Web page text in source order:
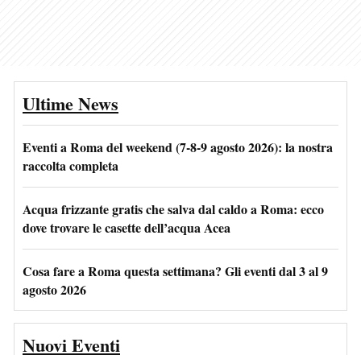
Ultime News
Eventi a Roma del weekend (7-8-9 agosto 2026): la nostra
raccolta completa
Acqua frizzante gratis che salva dal caldo a Roma: ecco
dove trovare le casette dell’acqua Acea
Cosa fare a Roma questa settimana? Gli eventi dal 3 al 9
agosto 2026
Nuovi Eventi